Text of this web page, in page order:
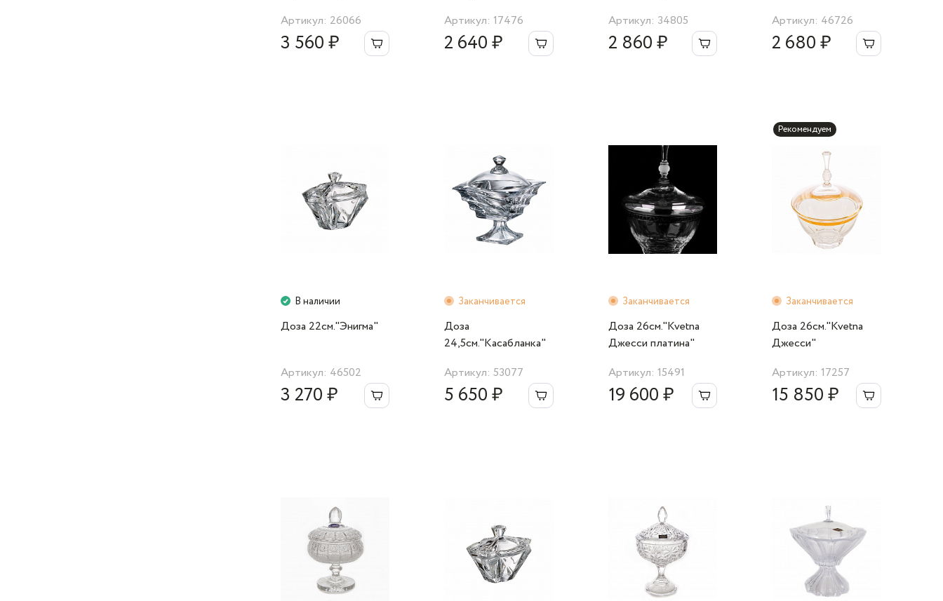
Артикул: 26066
3 560 ₽
Артикул: 17476
2 640 ₽
Артикул: 34805
2 860 ₽
Артикул: 46726
2 680 ₽
В наличии
Доза 22см."Энигма"
Артикул: 46502
3 270 ₽
Заканчивается
Доза
24,5см."Касабланка"
Артикул: 53077
5 650 ₽
Заканчивается
Доза 26см."Kvetna
Джесси платина"
Артикул: 15491
19 600 ₽
Рекомендуем
Заканчивается
Доза 26см."Kvetna
Джесси"
Артикул: 17257
15 850 ₽